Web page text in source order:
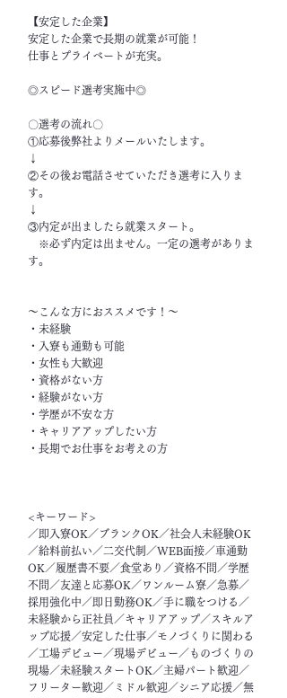
【安定した企業】
安定した企業で長期の就業が可能！
仕事とプライベートが充実。
◎スピード選考実施中◎
〇選考の流れ〇
①応募後弊社よりメールいたします。
↓
②その後お電話させていただき選考に入りま
す。
↓
③内定が出ましたら就業スタート。
※必ず内定は出ません。一定の選考がありま
す。
～こんな方におススメです！～
・未経験
・入寮も通勤も可能
・女性も大歓迎
・資格がない方
・経験がない方
・学歴が不安な方
・キャリアアップしたい方
・長期でお仕事をお考えの方
<キーワード>
／即入寮OK／ブランクOK／社会人未経験OK
／給料前払い／二交代制／WEB面接／車通勤
OK／履歴書不要／食堂あり／資格不問／学歴
不問／友達と応募OK／ワンルーム寮／急募／
採用強化中／即日勤務OK／手に職をつける／
未経験から正社員／キャリアアップ／スキルア
ップ応援／安定した仕事／モノづくりに関わる
／工場デビュー／現場デビュー／ものづくりの
現場／未経験スタートOK／主婦パート歓迎／
フリーター歓迎／ミドル歓迎／シニア応援／無